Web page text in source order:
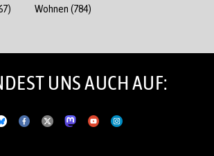
Wohnen (784)
UNS AUCH AUF: